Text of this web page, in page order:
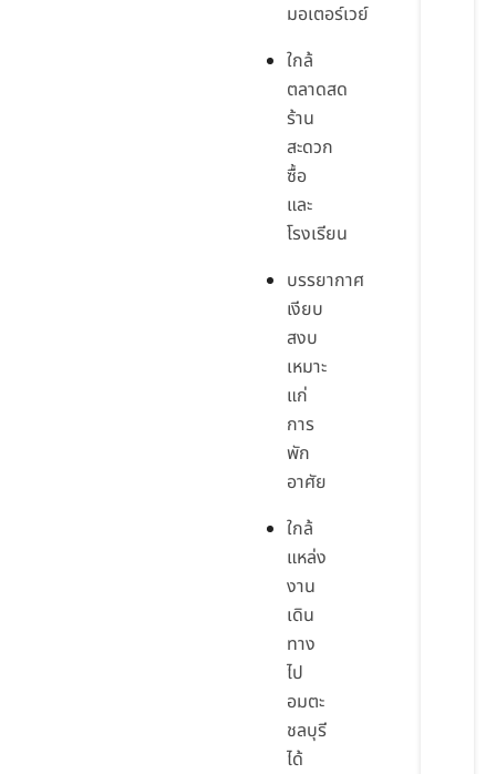
มอเตอร์เวย์
ใกล้
ตลาดสด
ร้าน
สะดวก
ซื้อ
และ
โรงเรียน
บรรยากาศ
เงียบ
สงบ
เหมาะ
แก่
การ
พัก
อาศัย
ใกล้
แหล่ง
งาน
เดิน
ทาง
ไป
อมตะ
ชลบุรี
ได้